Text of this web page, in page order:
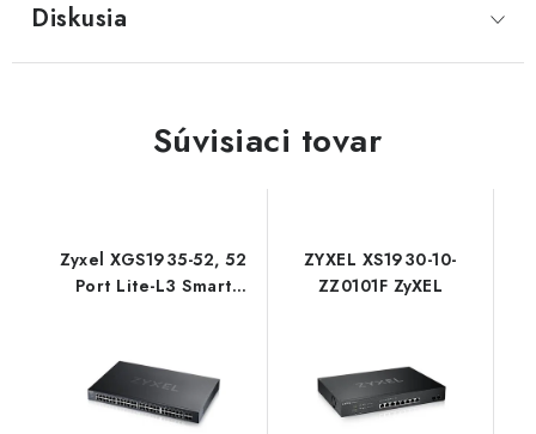
Diskusia
Súvisiaci tovar
Zyxel XGS1935-52, 52
Port Lite-L3 Smart
10G SFP+, hybrid mode
XGS1935-52-EU0101F
ZyXEL
ZYXEL XS1930-10-
ZZ0101F ZyXEL